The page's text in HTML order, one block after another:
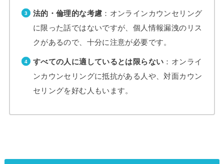
法的・倫理的な考慮 ：オンラインカウンセリング
に限った話ではないですが、個人情報漏洩のリス
クがあるので、十分に注意が必要です。
すべての人に適しているとは限らない ：オンライ
ンカウンセリングに抵抗がある人や、対面カウン
セリングを好む人もいます。